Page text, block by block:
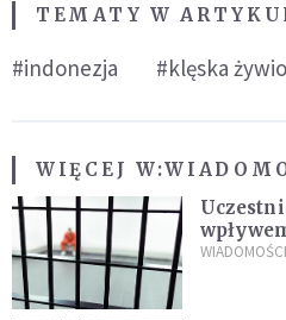
TEMATY W
#indonezja #klęska
WIĘCEJ W:
zdanie